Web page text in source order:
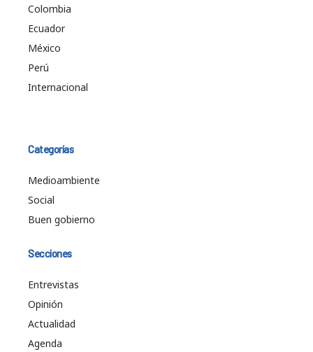
Colombia
Ecuador
México
Perú
Internacional
Categorías
Medioambiente
Social
Buen gobierno
Secciones
Entrevistas
Opinión
Actualidad
Agenda